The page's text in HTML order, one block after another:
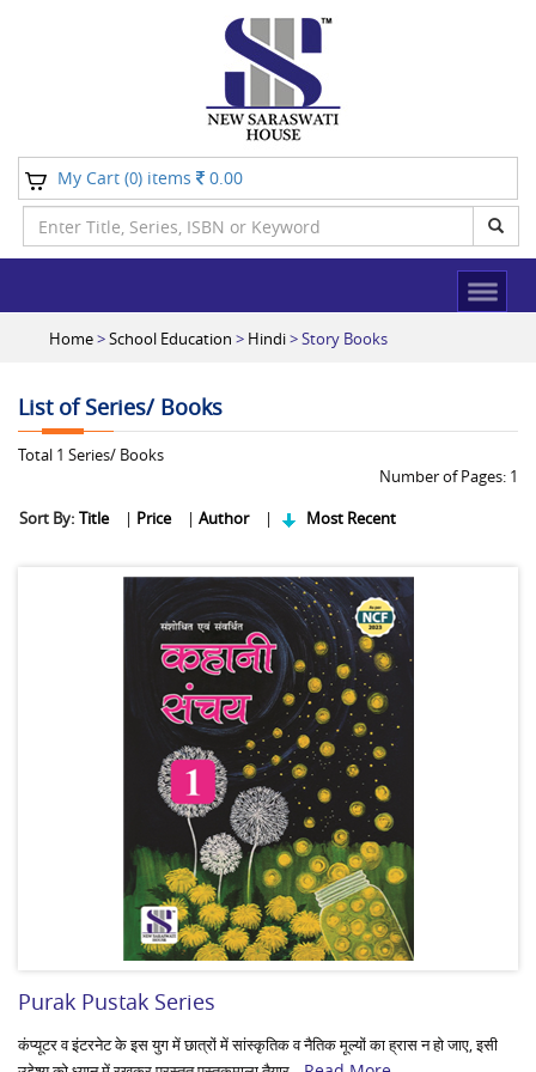
My Cart (0) items 0.00
Home>School Education > Hindi> Story Books
List of Series/ Books
Total 1 Series/ Books
Number of Pages: 1
Sort By: Title | Price | Author | Most Recent
Purak Pustak Series
कंप्यूटर व इंटरनेट के इस युग में छात्रों में सांस्कृतिक व नैतिक मूल्यों का ह्रास न हो जाए, इसी